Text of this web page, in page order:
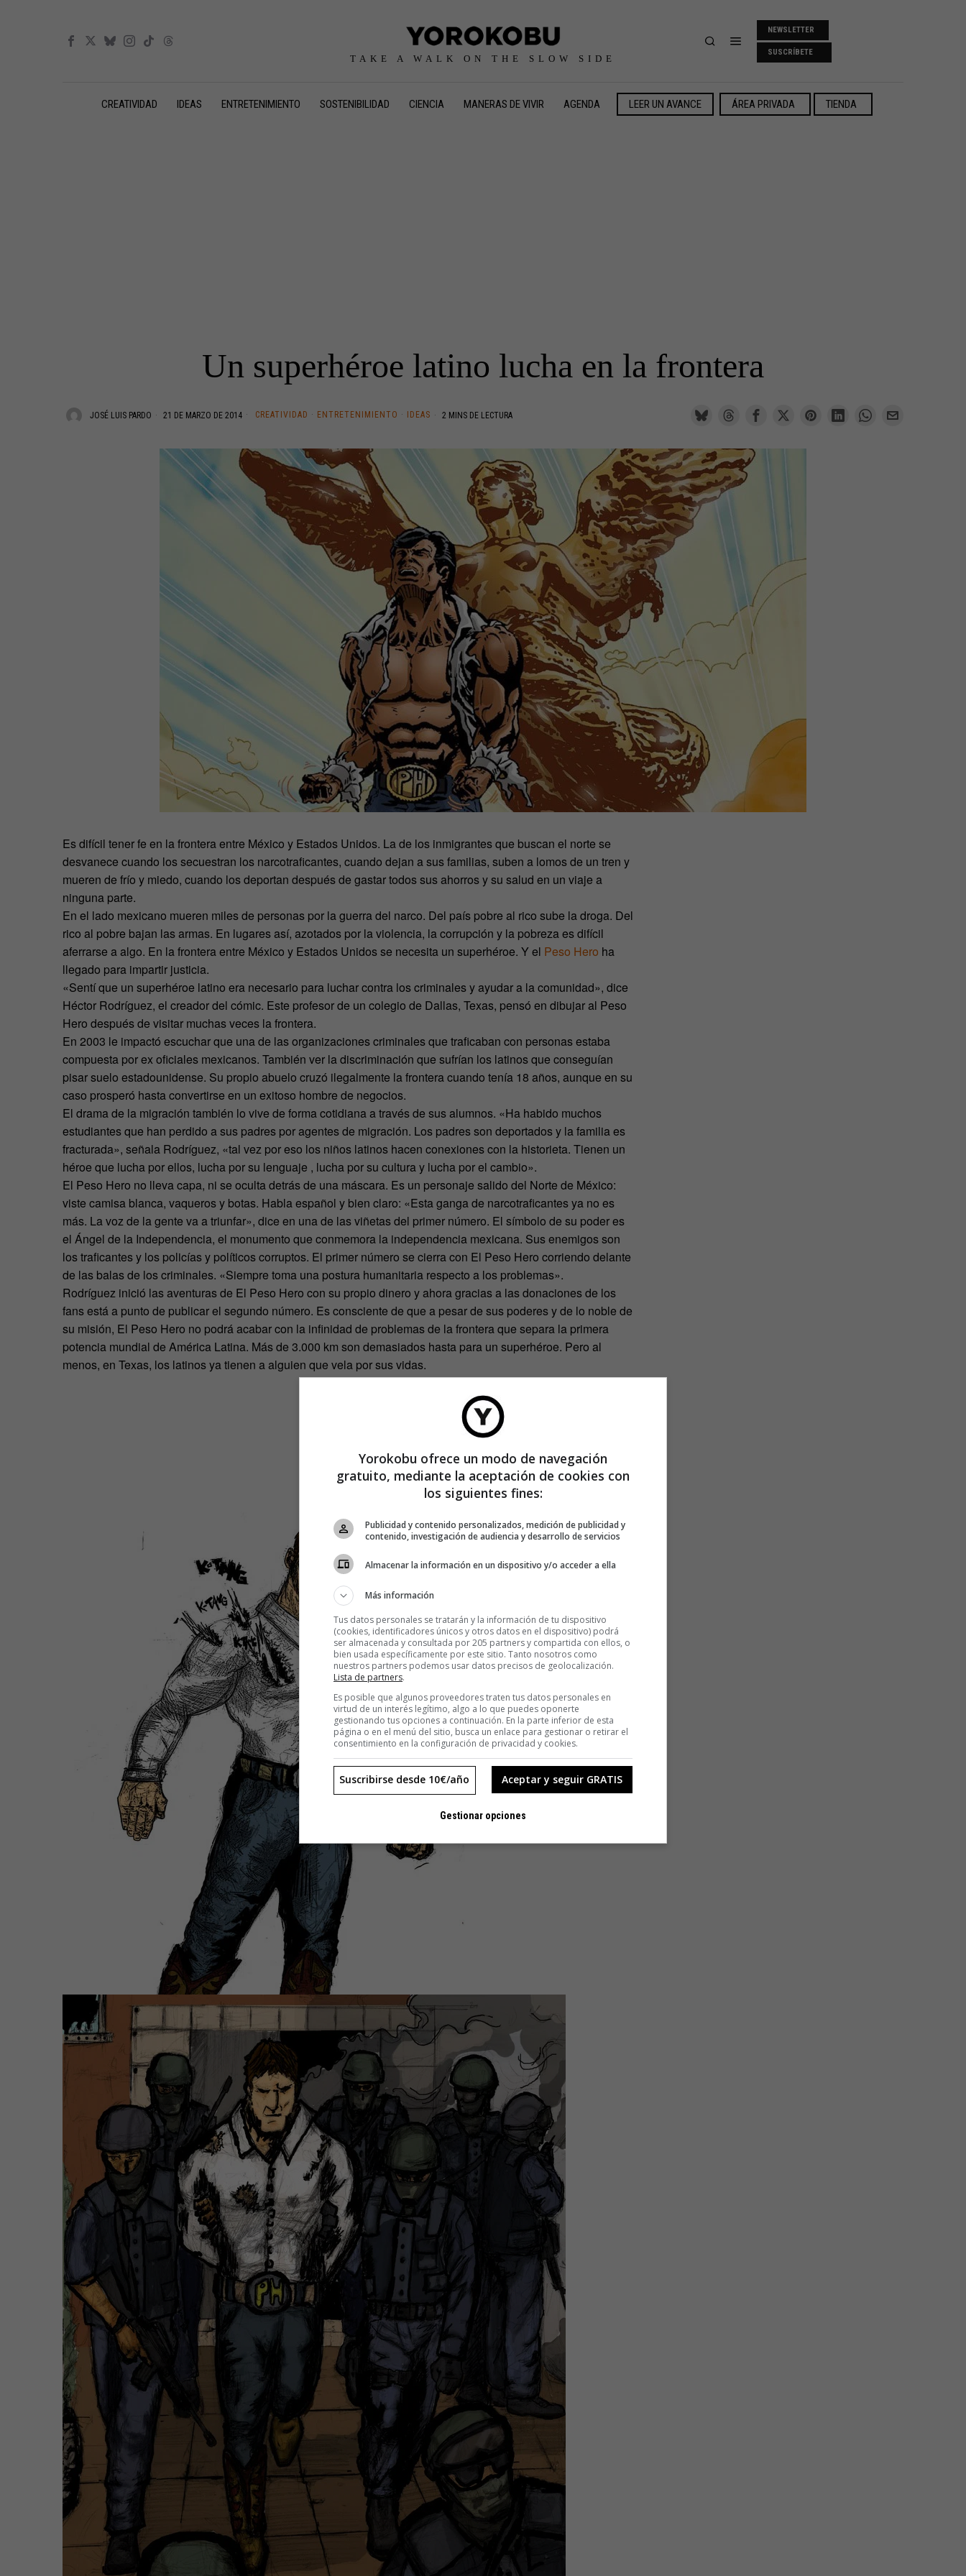
TAKE A WALK ON THE SLOW SIDE
NEWSLETTER
SUSCRÍBETE
CREATIVIDAD IDEAS ENTRETENIMIENTO SOSTENIBILIDAD CIENCIA MANERAS DE VIVIR AGENDA LEER UN AVANCE ÁREA PRIVADA TIENDA
Un superhéroe latino lucha en la frontera
JOSÉ LUIS PARDO 21 DE MARZO DE 2014 CREATIVIDAD · ENTRETENIMIENTO · IDEAS 2 MINS DE LECTURA
Es difícil tener fe en la frontera entre México y Estados Unidos. La de los inmigrantes que buscan el norte se
desvanece cuando los secuestran los narcotraficantes, cuando dejan a sus familias, suben a lomos de un tren y
mueren de frío y miedo, cuando los deportan después de gastar todos sus ahorros y su salud en un viaje a
ninguna parte.
En el lado mexicano mueren miles de personas por la guerra del narco. Del país pobre al rico sube la droga. Del
rico al pobre bajan las armas. En lugares así, azotados por la violencia, la corrupción y la pobreza es difícil
aferrarse a algo. En la frontera entre México y Estados Unidos se necesita un superhéroe. Y el Peso Hero ha
llegado para impartir justicia.
«Sentí que un superhéroe latino era necesario para luchar contra los criminales y ayudar a la comunidad», dice
Héctor Rodríguez, el creador del cómic. Este profesor de un colegio de Dallas, Texas, pensó en dibujar al Peso
Hero después de visitar muchas veces la frontera.
En 2003 le impactó escuchar que una de las organizaciones criminales que traficaban con personas estaba
compuesta por ex oficiales mexicanos. También ver la discriminación que sufrían los latinos que conseguían
pisar suelo estadounidense. Su propio abuelo cruzó ilegalmente la frontera cuando tenía 18 años, aunque en su
caso prosperó hasta convertirse en un exitoso hombre de negocios.
El drama de la migración también lo vive de forma cotidiana a través de sus alumnos. «Ha habido muchos
estudiantes que han perdido a sus padres por agentes de migración. Los padres son deportados y la familia es
fracturada», señala Rodríguez, «tal vez por eso los niños latinos hacen conexiones con la historieta. Tienen un
héroe que lucha por ellos, lucha por su lenguaje , lucha por su cultura y lucha por el cambio».
El Peso Hero no lleva capa, ni se oculta detrás de una máscara. Es un personaje salido del Norte de México:
viste camisa blanca, vaqueros y botas. Habla español y bien claro: «Esta ganga de narcotraficantes ya no es
más. La voz de la gente va a triunfar», dice en una de las viñetas del primer número. El símbolo de su poder es
el Ángel de la Independencia, el monumento que conmemora la independencia mexicana. Sus enemigos son
los traficantes y los policías y políticos corruptos. El primer número se cierra con El Peso Hero corriendo delante
de las balas de los criminales. «Siempre toma una postura humanitaria respecto a los problemas».
Rodríguez inició las aventuras de El Peso Hero con su propio dinero y ahora gracias a las donaciones de los
fans está a punto de publicar el segundo número. Es consciente de que a pesar de sus poderes y de lo noble de
su misión, El Peso Hero no podrá acabar con la infinidad de problemas de la frontera que separa la primera
potencia mundial de América Latina. Más de 3.000 km son demasiados hasta para un superhéroe. Pero al
menos, en Texas, los latinos ya tienen a alguien que vela por sus vidas.
Yorokobu ofrece un modo de navegación
gratuito, mediante la aceptación de cookies con
los siguientes fines:
Publicidad y contenido personalizados, medición de publicidad y
contenido, investigación de audiencia y desarrollo de servicios
Almacenar la información en un dispositivo y/o acceder a ella
Más información
Tus datos personales se tratarán y la información de tu dispositivo
(cookies, identificadores únicos y otros datos en el dispositivo) podrá
ser almacenada y consultada por 205 partners y compartida con ellos, o
bien usada específicamente por este sitio. Tanto nosotros como
nuestros partners podemos usar datos precisos de geolocalización.
Lista de partners.
Es posible que algunos proveedores traten tus datos personales en
virtud de un interés legítimo, algo a lo que puedes oponerte
gestionando tus opciones a continuación. En la parte inferior de esta
página o en el menú del sitio, busca un enlace para gestionar o retirar el
consentimiento en la configuración de privacidad y cookies.
Aceptar y seguir GRATIS
Suscribirse desde 10€/año
Gestionar opciones